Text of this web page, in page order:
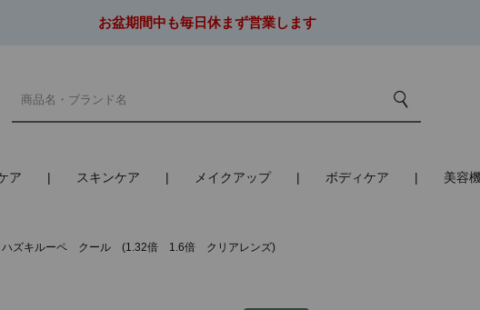
お盆期間中も毎日休まず営業します
ア スキンケア メイクアップ ボディケア 美容
ハズキルーペ クール (1.32倍 1.6倍 クリアレンズ)